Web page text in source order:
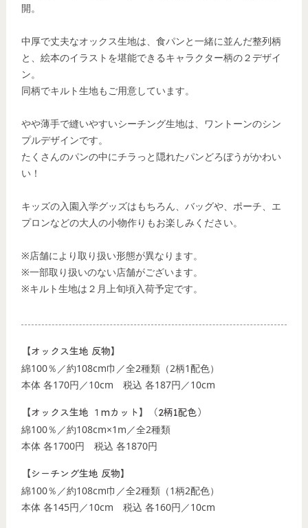
開。
中厚で丈夫なオックス生地は、食パンと一緒に並んだ整列柄
と、絵本のイラストを堪能できるキャラクター柄の２デザイ
ン。
同柄でキルト生地もご用意しています。
やや薄手で縫いやすいシーチング生地は、ワントーンのシン
プルデザインです。
たくさんのパンの中にチラっと隠れたパンどろぼうがかわい
い！
キッズの入園入学グッズはもちろん、バッグや、ポーチ、エ
プロンなどの大人の小物作りもお楽しみください。
※店舗により取り扱い形態が異なります。
※一部取り扱いのない店舗がございます。
※キルト生地は２月上旬頃入荷予定です。
【オックス生地 反物】
綿100％／約108cm巾／全2種類（2柄1配色）
本体 各170円／10cm 税込 各187円／10cm
【オックス生地 １mカット】（2柄1配色）
綿100％／約108cm×1m／全2種類
本体 各1700円 税込 各1870円
【シーチング生地 反物】
綿100％／約108cm巾／全2種類（1柄2配色）
本体 各145円／10cm 税込 各160円／10cm